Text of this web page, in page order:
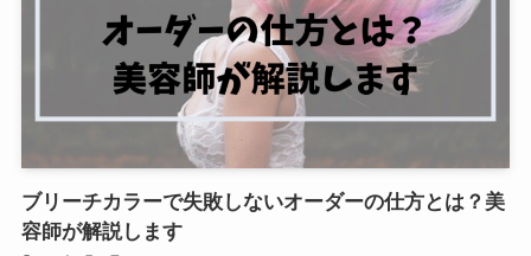
ブリーチカラーで失敗しないオーダーの仕方とは？美
容師が解説します